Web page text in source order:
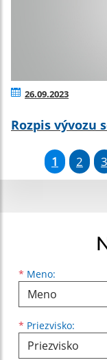
26.09.2023
Rozpis vývozu
1 2 3
* Meno:
Meno
* Priezvisko:
Priezvisko
E-mailová adresa